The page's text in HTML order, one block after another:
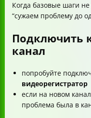
Когда базовые шаги
“сужаем проблему до
Подключить
канал
попробуйте
видеорегистратор
если на новом
проблема была в